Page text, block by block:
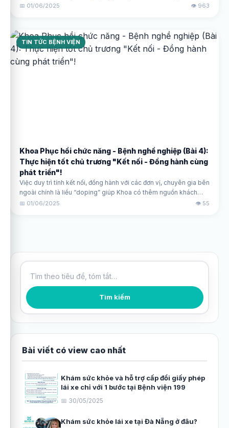
đồng.
📅 01/06/2025 👁️ 963
TIN TỨC BỆNH VIỆN
Khoa Phục hồi chức năng - Bệnh nghề nghiệp (Bài 4):
Thực hiện tốt chủ trương "Kết nối - Đồng hành cùng
phát triển"!
Việc duy trì tính kết nối, đồng hành với các đơn vị, chuyên gia bên
ngoài chính là liều “doping” giúp Khoa có thêm nguồn khách
hàng để khai thác tối đa, hiệu quả các hệ thống máy móc, trang
📅 01/06/2025 👁️ 55
Tìm kiếm bài viết Tìm kiếm
Bài viết có view cao nhất
Khám sức khỏe và hỗ trợ cấp đổi giấy phép
lái xe chỉ với 1 bước tại Bệnh viện 199
📅 30/05/2025
Khám sức khỏe lái xe tại Đà Nẵng ở đâu?